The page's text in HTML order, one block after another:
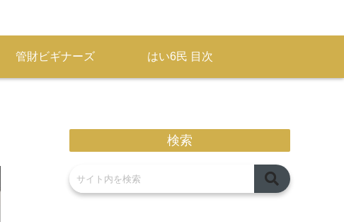
管財ビギナーズ はい6民 目次
検索